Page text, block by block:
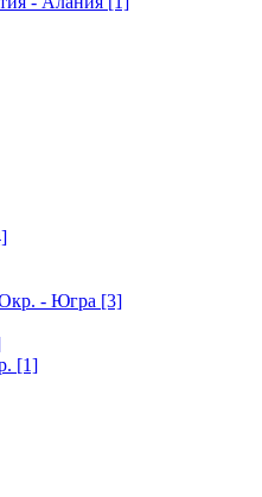
- Югра [3]
[1]